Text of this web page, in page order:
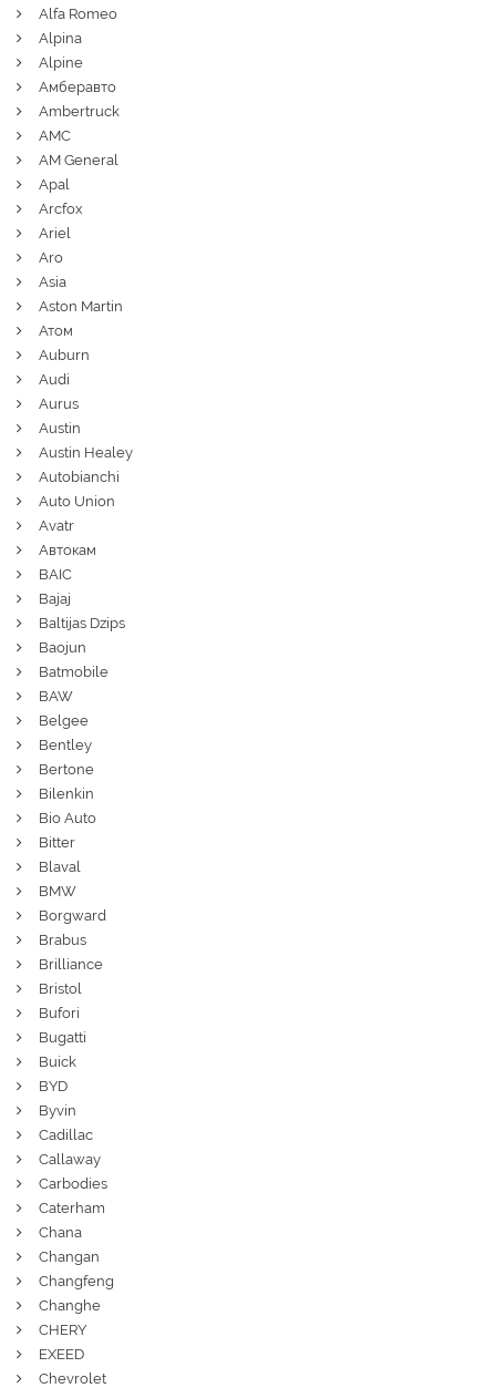
Alfa Romeo
Alpina
Alpine
Амберавто
Ambertruck
AMC
AM General
Apal
Arcfox
Ariel
Aro
Asia
Aston Martin
Атом
Auburn
Audi
Aurus
Austin
Austin Healey
Autobianchi
Auto Union
Avatr
Автокам
BAIC
Bajaj
Baltijas Dzips
Baojun
Batmobile
BAW
Belgee
Bentley
Bertone
Bilenkin
Bio Auto
Bitter
Blaval
BMW
Borgward
Brabus
Brilliance
Bristol
Bufori
Bugatti
Buick
BYD
Byvin
Cadillac
Callaway
Carbodies
Caterham
Chana
Changan
Changfeng
Changhe
CHERY
EXEED
Chevrolet